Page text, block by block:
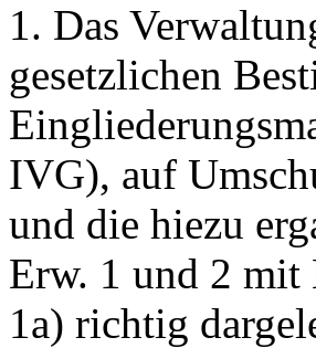
1. Das
gesetzlichen
IVG), auf
und die hiezu
Erw. 1 und 2
1a) richtig